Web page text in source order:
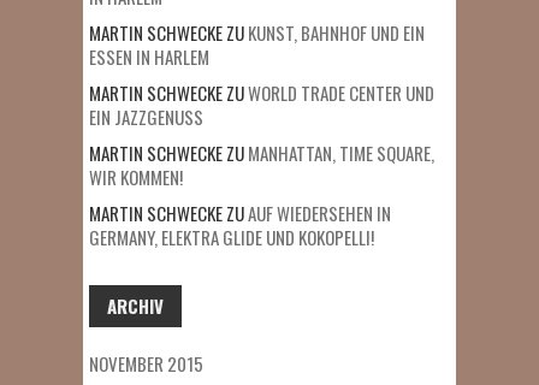
MARTIN SCHWECKEZUKUNST, BAHNHOF UND EIN
ESSEN IN HARLEM
MARTIN SCHWECKEZUWORLD TRADE CENTER UND
EIN JAZZGENUSS
MARTIN SCHWECKEZUMANHATTAN, TIME SQUARE,
WIR KOMMEN!
MARTIN SCHWECKEZUAUF WIEDERSEHEN IN
GERMANY, ELEKTRA GLIDE UND KOKOPELLI!
ARCHIV
NOVEMBER 2015